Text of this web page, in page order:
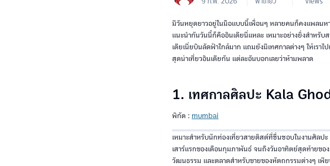
มีวันหยุดยาวอยู่ในมือแบบนี้เพื่อนๆ หลายคนก็คงแพลน
แนะนำกันวันนี้ก็คืออินเดียนี่แหละ เหมาะอย่างยิ่งสำหรับ
เดียเนี่ยบินลัดฟ้าใกล้มาก แถมยังมีเทศกาลต่างๆ ให้เรา
สุดน่าเที่ยวอินเดียกัน แต่ละอันบอกเลยว่าห้ามพลาด
1. เทศกาลศิลปะ Kala
พิกัด : mumbai
เหมาะสำหรับนักท่องเที่ยวสายติสต์ที่ชื่นชอบในงานศิลปะ
เสาร์แรกของเดือนกุมภาพันธ์ จนถึงวันอาทิตย์สุดท้ายขอ
วัฒนธรรม และตลาดสำหรับขายของหัตถกรรมต่างๆ เพี